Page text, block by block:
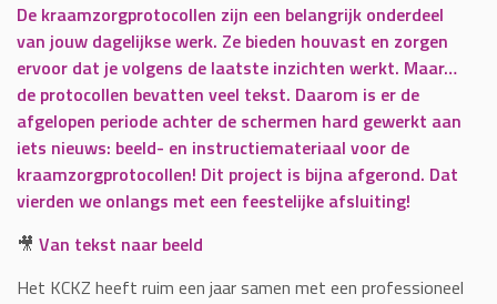
De kraamzorgprotocollen zijn een belangrijk onderdeel
van jouw dagelijkse werk. Ze bieden houvast en zorgen
ervoor dat je volgens de laatste inzichten werkt. Maar…
de protocollen bevatten veel tekst. Daarom is er de
afgelopen periode achter de schermen hard gewerkt aan
iets nieuws: beeld- en instructiemateriaal voor de
kraamzorgprotocollen! Dit project is bijna afgerond. Dat
vierden we onlangs met een feestelijke afsluiting!
🎥 Van tekst naar beeld
Het KCKZ heeft ruim een jaar samen met een professioneel